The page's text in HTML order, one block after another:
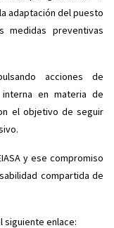
adaptación del puesto
preventivas
acciones de
interna en materia de
el objetivo de seguir
y ese compromiso
compartida de
siguiente enlace: